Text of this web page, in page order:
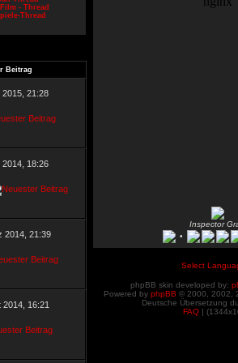
- Thread
Thread
Beitrag
2015, 21:28
2014, 18:26
2014, 21:39
16:21
Inspector
•
Select
phpBB skin developed by:
Powered by phpBB © 2000, 2002,
Deutsche Übersetzung
FAQ| (